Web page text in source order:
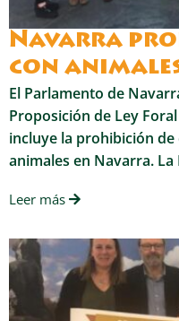
Navarra
con
El Parlamento de
Proposición de Ley
incluye la prohibición de
animales en Navarra.
Leer más